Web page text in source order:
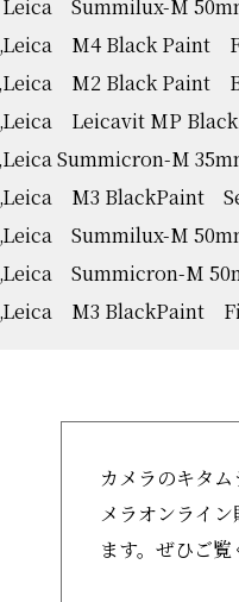
Leica Summilux-M
Leica M4 Black Paint
Leica M2 Black Paint
Leica Leicavit MP
Leica Summicron-M
Leica M3 BlackPaint
Leica Summilux-M
Leica Summicron-M
Leica M3 BlackPaint
カメラのキタ
メラオンライ
ます。ぜひご覧